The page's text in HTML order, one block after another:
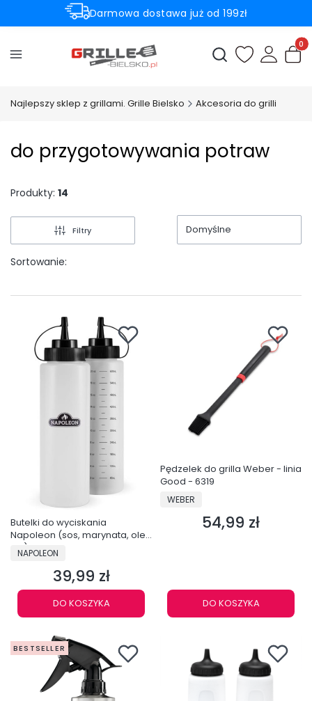
Darmowa dostawa już od 199zł
Otwórz
Najlepszy sklep z grillami. Grille Bielsko Akcesoria do grilli
do przygotowywania potraw
Produkty: 14
Filtry
Sortowanie:
Domyślne
Butelki do wyciskania
Napoleon (sos, marynata, olej
itp.) - GACP004
PRODUCENT
NAPOLEON
Cena
39,99 zł
DO KOSZYKA
Pędzelek do grilla Weber - linia
Good - 6319
PRODUCENT
WEBER
Cena
54,99 zł
DO KOSZYKA
BESTSELLER